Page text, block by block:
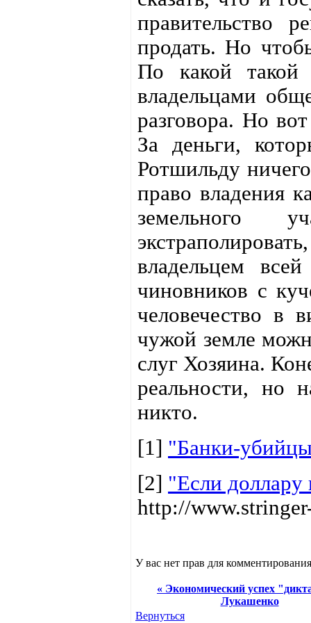
правительство
продать. Но
По какой такой
владельцами
разговора. Но
За деньги,
Ротшильду
право владения
земельного
владельцем
чиновников с
человечество в
чужой земле
слуг Хозяина.
реальности, но
никто.
[1] "Банки-
[2] "Если доллару
http://
У вас нет прав для
« Экономический успех
Лукашенко
Вернуться